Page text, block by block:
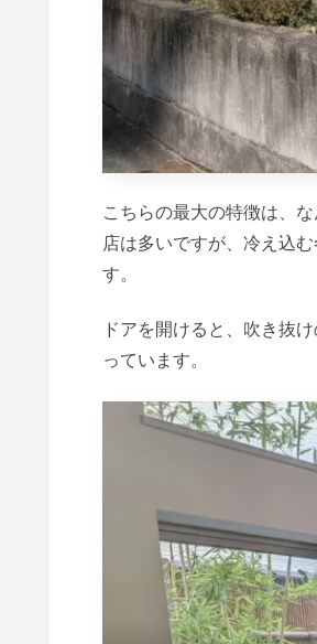
こちらの最大の特徴は、
店は多いですが、冷え込
す。
ドアを開けると、吹き抜
っています。